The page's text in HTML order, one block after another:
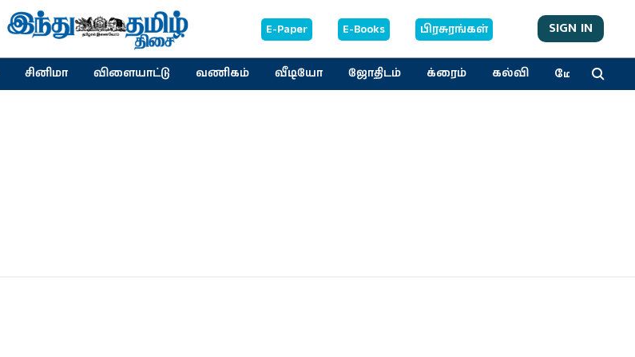
E-Paper E-Books பிரசுரங்கள் SIGN IN
சினிமா விளையாட்டு வணிகம் வீடியோ ஜோதிடம் க்ரைம் கல்வி மேலும்